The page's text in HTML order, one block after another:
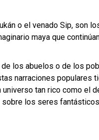
o el venado Sip, son
maya que
los abuelos o de los
narraciones populares
tan rico como el
sobre los seres